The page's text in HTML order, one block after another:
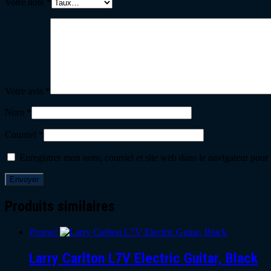
Votre avis *
Nom *
Courriel *
Enregistrer mon nom, courriel et site web dans le navigateur
Produits similaires
Promo!
Larry Carlton L7V Electric Guitar, Black